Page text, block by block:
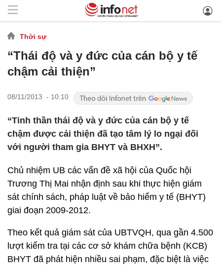
Thời sự
“Thái độ và y đức của cán bộ y tế
chậm cải thiện”
08/11/2013 - 10:10
“Tinh thần thái độ và y đức của cán bộ y tế
chậm được cải thiện đã tạo tâm lý lo ngại đối
với người tham gia BHYT và BHXH”.
Chủ nhiệm UB các vấn đề xã hội của Quốc hội
Trương Thị Mai nhận định sau khi thực hiện giám
sát chính sách, pháp luật về bảo hiểm y tế (BHYT)
giai đoạn 2009-2012.
Theo kết quả giám sát của UBTVQH, qua gần 4.500
lượt kiểm tra tại các cơ sở khám chữa bệnh (KCB)
BHYT đã phát hiện nhiều sai phạm, đặc biệt là việc